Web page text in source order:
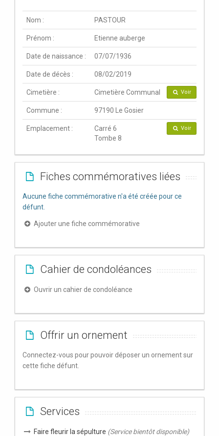
Nom : PASTOUR
Prénom : Etienne auberge
Date de naissance : 07/07/1936
Date de décès : 08/02/2019
Cimetière : Cimetière Communal Voir
Commune : 97190 Le Gosier
Emplacement :
Carré 6
Tombe 8
Voir
Fiches commémoratives liées
Aucune fiche commémorative n'a été créée pour ce
défunt.
Ajouter une fiche commémorative
Cahier de condoléances
Ouvrir un cahier de condoléance
Offrir un ornement
Connectez-vous pour pouvoir déposer un ornement sur
cette fiche défunt.
Services
Faire fleurir la sépulture (Service bientôt disponible)